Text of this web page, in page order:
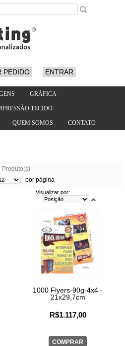
PEDIDO ENTRAR
GRÁFICA
TECIDO
QUEM SOMOS CONTATO
Produto(s)
por página
Visualizar por:
1000 Flyers-90g-4x4 -
21x29,7cm
R$1.117,00
COMPRAR